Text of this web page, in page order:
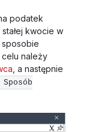
podatek
kwocie w
celu należy
, a następnie